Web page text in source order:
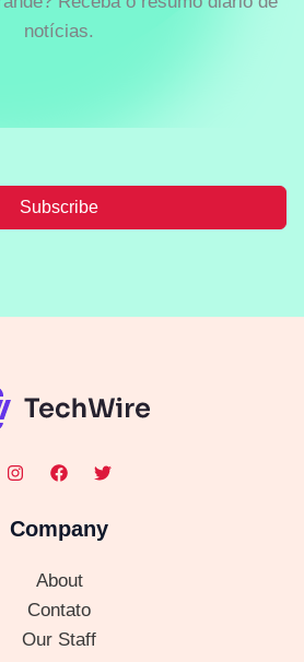
notícias.
Subscribe
Company
About
Contato
Our Staff